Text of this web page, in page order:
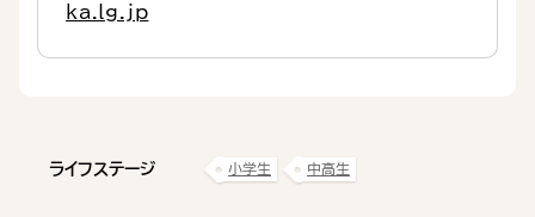
ka.lg.jp
ライフステージ 小学生 中高生